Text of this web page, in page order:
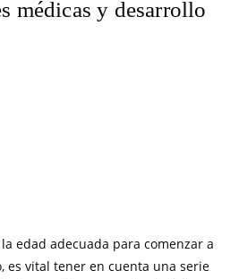
médicas y desarrollo
edad adecuada para comenzar a
es vital tener en cuenta una serie